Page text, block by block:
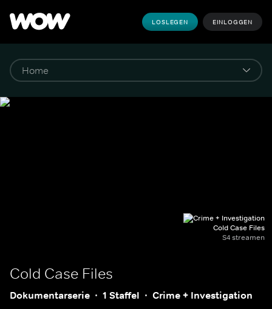
LOSLEGEN EINLOGGEN
Cold Case Files
S4 streamen
Cold Case Files
Dokumentarserie 1 Staffel Crime + Investigation